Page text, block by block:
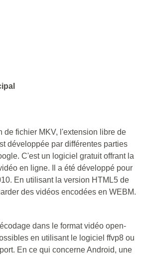
de fichier MKV, l'extension libre de
développée par différentes parties
C'est un logiciel gratuit offrant la
en ligne. Il a été développé pour
En utilisant la version HTML5 de
des vidéos encodées en WEBM.
dans le format vidéo open-
en utilisant le logiciel ffvp8 ou
En ce qui concerne Android, une